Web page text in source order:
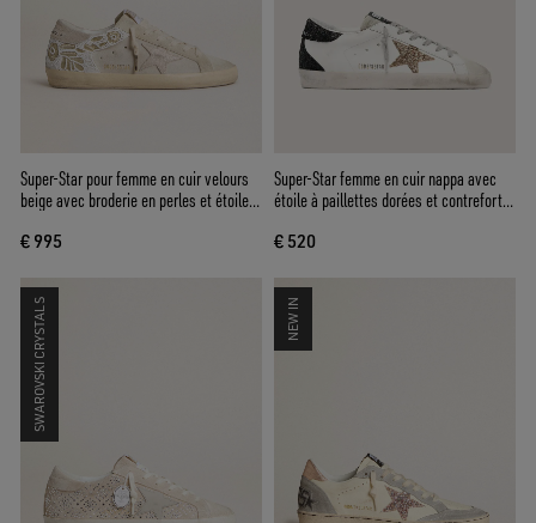
Super-Star pour femme en cuir velours
beige avec broderie en perles et étoile
€ 995
Super-Star femme en cuir nappa avec
étoile à paillettes dorées et contrefort à
€ 520
SWAROVSKI CRYSTALS NEW IN